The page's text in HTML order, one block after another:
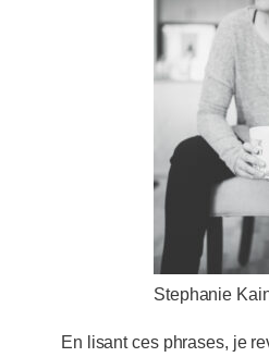
Stephanie
En lisant ces phrases, je